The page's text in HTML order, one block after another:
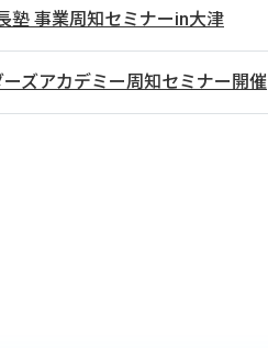
塾 事業周知セミナーin大津
ズアカデミー周知セミナー開催